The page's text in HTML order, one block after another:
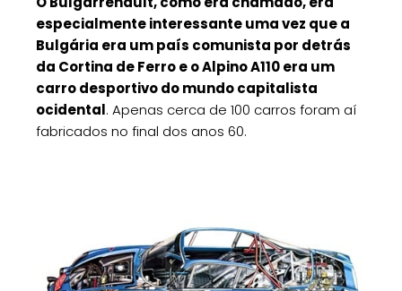
especialmente interessante uma vez que a
Bulgária era um país comunista por detrás
da Cortina de Ferro e o Alpino A110 era um
carro desportivo do mundo capitalista
ocidental. Apenas cerca de 100 carros foram aí
fabricados no final dos anos 60.